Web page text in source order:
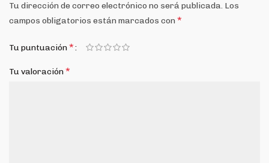
Tu dirección de correo electrónico no será publicada. Los
campos obligatorios están marcados con *
Tu puntuación*
Tu valoración*